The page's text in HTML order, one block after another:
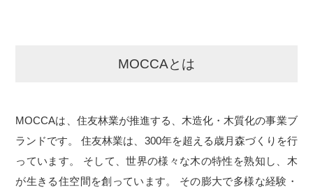
MOCCAとは
MOCCAは、住友林業が推進する、木造化・木質化の事業ブ
ランドです。
住友林業は、300年を超える歳月森づくりを行
っています。
そして、世界の様々な木の特性を熟知し、木
が生きる住空間を創っています。
その膨大で多様な経験・